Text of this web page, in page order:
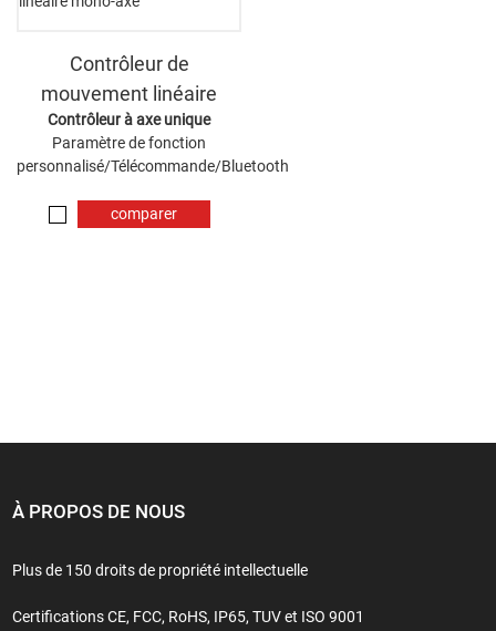
Contrôleur de
mouvement linéaire
Contrôleur à axe unique
Paramètre de fonction
personnalisé/Télécommande/Bluetooth
comparer
À PROPOS DE NOUS
Plus de 150 droits de propriété intellectuelle
Certifications CE, FCC, RoHS, IP65, TUV et ISO 9001